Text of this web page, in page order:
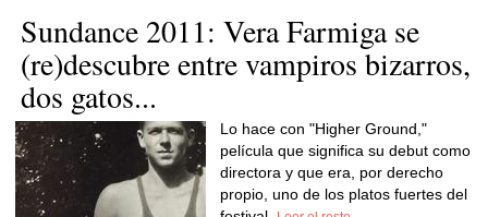
Sundance 2011: Vera Farmiga se
(re)descubre entre vampiros bizarros,
dos gatos...
Lo hace con "Higher Ground,"
película que significa su debut como
directora y que era, por derecho
propio, uno de los platos fuertes del